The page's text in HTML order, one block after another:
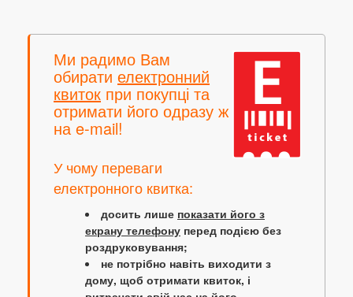
Ми радимо Вам
обирати електронний
квиток при покупці та
отримати його одразу ж
на e-mail!
У чому переваги
електронного квитка:
досить лише показати його з
екрану телефону перед подією без
роздруковування;
не потрібно навіть виходити з
дому, щоб отримати квиток, і